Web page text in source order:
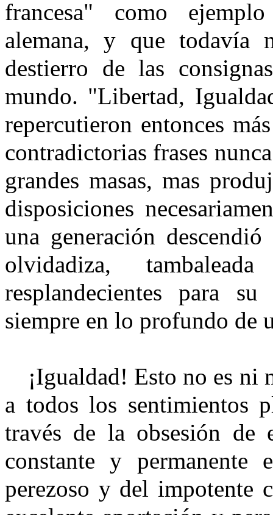
francesa" como
alemana, y que todavía
destierro de las
mundo. "Libertad,
repercutieron entonces
contradictorias frases
grandes masas, mas
disposiciones
una generación
olvidadiza,
resplandecientes para
siempre en lo profundo de
¡Igualdad! Esto no es ni
a todos los sentimientos
través de la obsesión de
constante y permanente
perezoso y del impotente